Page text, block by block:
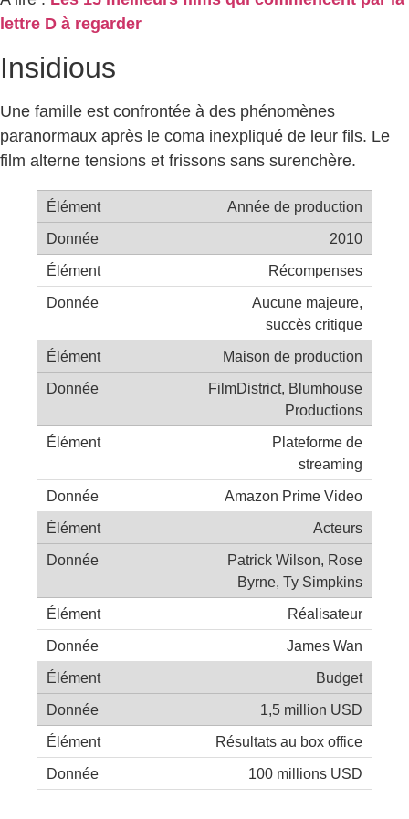
lettre D à regarder
Insidious
Une famille est confrontée à des phénomènes
paranormaux après le coma inexpliqué de leur fils. Le
film alterne tensions et frissons sans surenchère.
Année de production
2010
Récompenses
Aucune majeure,
succès critique
Maison de production
FilmDistrict, Blumhouse
Productions
Plateforme de
streaming
Amazon Prime Video
Acteurs
Patrick Wilson, Rose
Byrne, Ty Simpkins
Réalisateur
James Wan
Budget
1,5 million USD
Résultats au box office
100 millions USD